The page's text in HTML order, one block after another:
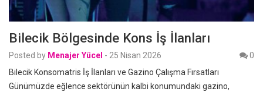
Bilecik Bölgesinde Kons İş İlanları
Posted by Menajer Yücel - 25 Nisan 2026
0
Bilecik Konsomatris İş İlanları ve Gazino Çalışma Fırsatları
Günümüzde eğlence sektörünün kalbi konumundaki gazino,